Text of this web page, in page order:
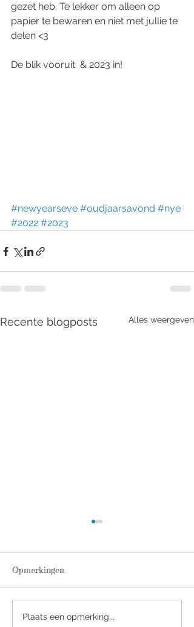
gezet heb. Te lekker om alleen op
papier te bewaren en niet met jullie te
delen <3
De blik vooruit  & 2023 in!
#newyearseve #oudjaarsavond #nye
#2022 #2023
Recente blogposts Alles weergeven
Nieuwtje! Er komt een
Opmerkingen
Plaats een opmerking...